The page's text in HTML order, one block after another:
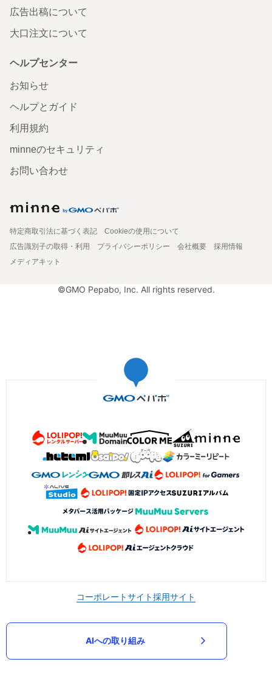
広告出稿について
大口注文について
ヘルプセンター
お知らせ
ヘルプとガイド
利用規約
minneのセキュリティ
お問い合わせ
特定商取引法に基づく表記
Cookieの使用について
広告識別子の取得・利用
プライバシーポリシー 会社概要
採用情報
メディアキット
©GMO Pepabo, Inc. All rights reserved.
コーポレートサイト採用サイト
AIへの取り組み